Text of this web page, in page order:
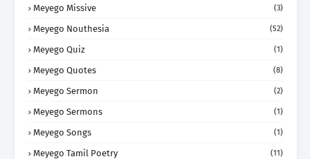
Meyego Missive (3)
Meyego Nouthesia (52)
Meyego Quiz (1)
Meyego Quotes (8)
Meyego Sermon (2)
Meyego Sermons (1)
Meyego Songs (1)
Meyego Tamil Poetry (11)